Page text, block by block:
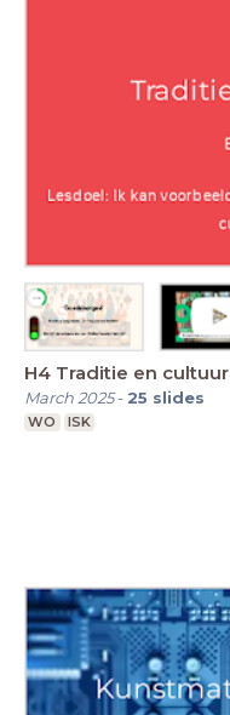
H4 Traditie en cultuur
March 2025- 25 slides
WO ISK